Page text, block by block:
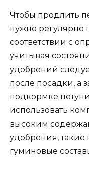
Чтобы продлить
нужно регулярно
соответствии с
учитывая
удобрений
после посадки, а
подкормке
использовать
высоким
удобрения, такие
гуминовые